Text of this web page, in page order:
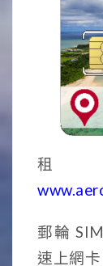
租
郵輪
速上網